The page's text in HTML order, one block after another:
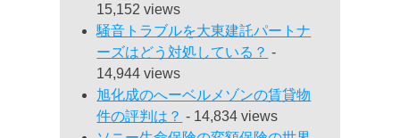
15,152 views
騒音トラブルを大東建託パートナ
ーズはどう対処している？ -
14,944 views
旭化成のへーベルメゾンの賃貸物
件の評判は？ - 14,834 views